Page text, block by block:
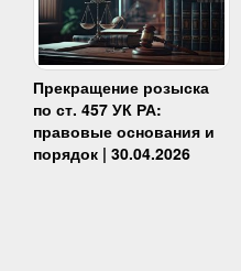
Прекращение розыска
по ст. 457 УК РА:
правовые основания и
порядок | 30.04.2026